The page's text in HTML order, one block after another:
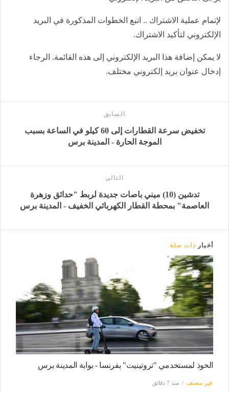
لإتمام عملية الاشتراك .. اتبع الخطوات المذكورة في البريد
الإلكتروني لتأكيد الاشتراك.
لا يمكن إضافة هذا البريد الإلكتروني إلى هذه القائمة. الرجاء
إدخال عنوان بريد إلكتروني مختلف.
السابق
تخفيض سرعة القطارات إلى 60 كيلو في الساعة بسبب
الموجة الحارة - المدينة برس
التالى
تدشين (10) ميني باصات جديدة لربط "حدائق وزهرة
العاصمة" بمحطة القطار الكهربائي الخفيف - المدينة برس
أخبار ذات صلة
الخوذ لمستخدمي "تروتينيت" بفرنسا - بوابة المدينة برس
غير مصنف منذ 7 دقائق